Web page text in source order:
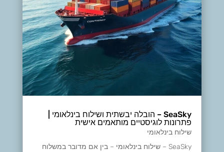
SeaSky – הובלה יבשתית ושילוח בינלאומי |
פתרונות לוגיסטיים מותאמים אישית
שילוח בינלאומי
​SeaSky – שילוח בינלאומי – בין אם מדובר במשלוח